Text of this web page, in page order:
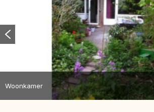
Woonkamer